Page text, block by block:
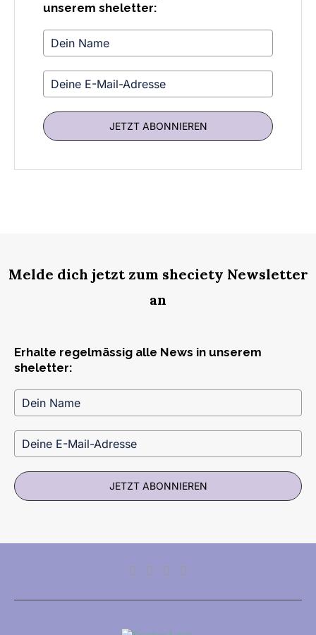
unserem sheletter:
JETZT ABONNIEREN
Melde dich jetzt zum sheciety Newsletter
an
Erhalte regelmässig alle News in unserem
sheletter:
JETZT ABONNIEREN